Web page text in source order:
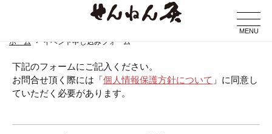
MENU
ホーム イベント申し込みフォーム
下記のフォームにご記入ください。
お問合せ頂く際には「個人情報保護方針について 」に同意し
ていただく必要があります。